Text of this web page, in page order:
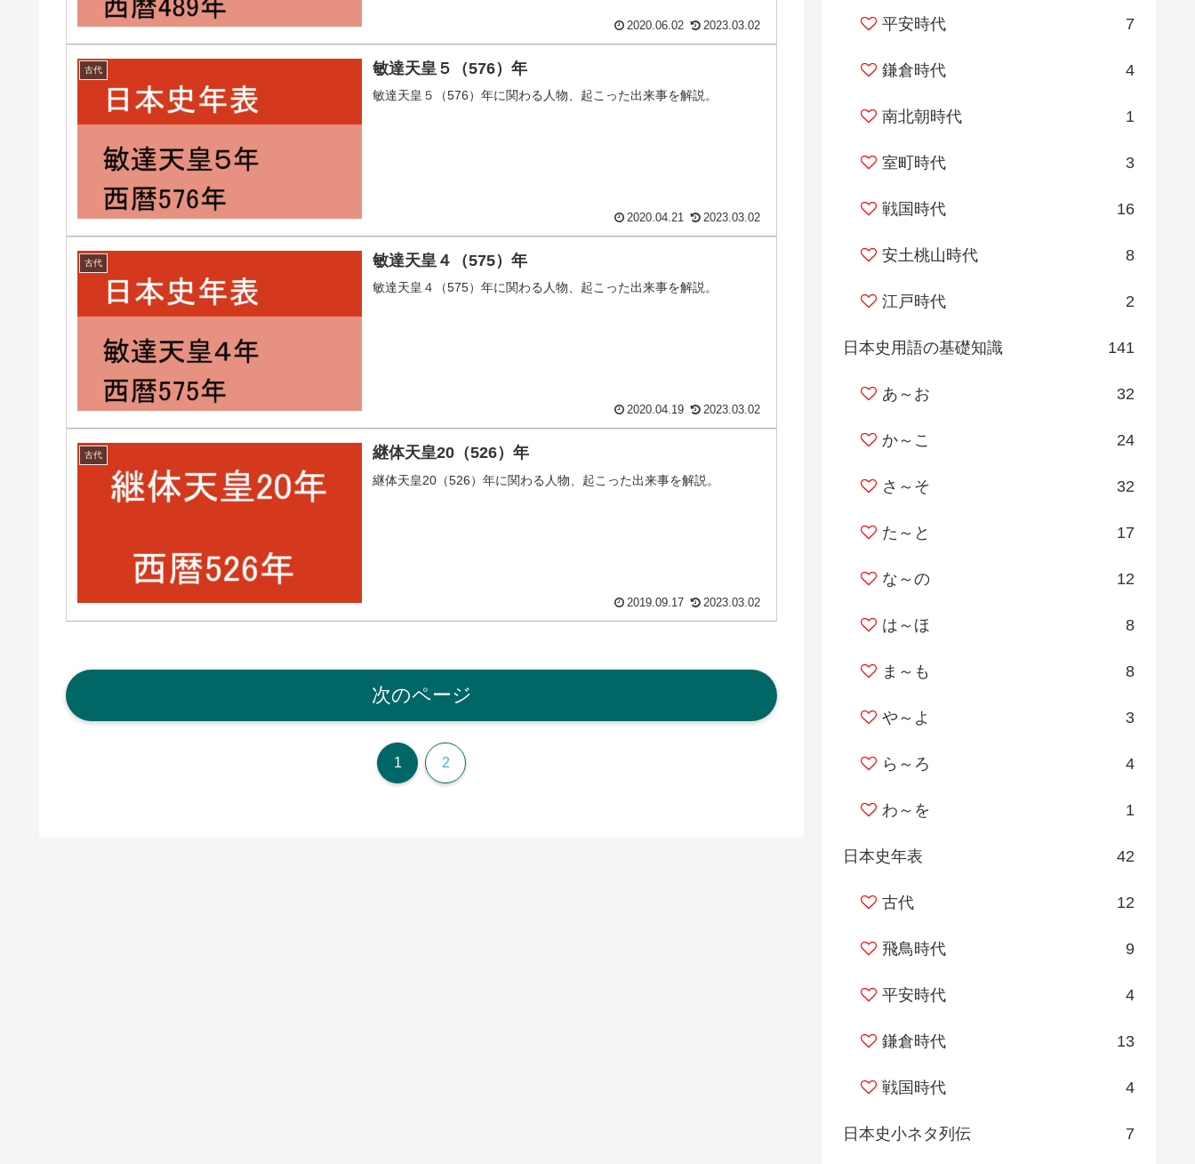
2020.06.02 2023.03.02
古代 敏達天皇５（576）年
敏達天皇５（576）年に関わる人物、起こった出来事を解説。
2020.04.21 2023.03.02
古代 敏達天皇４（575）年
敏達天皇４（575）年に関わる人物、起こった出来事を解説。
2020.04.19 2023.03.02
古代 継体天皇20（526）年
継体天皇20（526）年に関わる人物、起こった出来事を解説。
2019.09.17 2023.03.02
次のページ
1 2
平安時代 7
鎌倉時代 4
南北朝時代 1
室町時代 3
戦国時代 16
安土桃山時代 8
江戸時代 2
日本史用語の基礎知識 141
あ～お 32
か～こ 24
さ～そ 32
た～と 17
な～の 12
は～ほ 8
ま～も 8
や～よ 3
ら～ろ 4
わ～を 1
日本史年表 42
古代 12
飛鳥時代 9
平安時代 4
鎌倉時代 13
戦国時代 4
日本史小ネタ列伝 7